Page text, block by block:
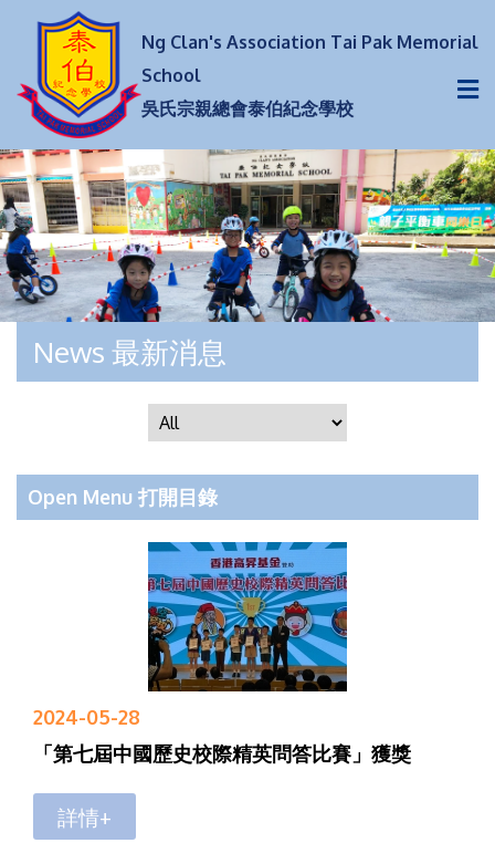
Ng Clan's Association Tai Pak Memorial
School
吳氏宗親總會泰伯紀念學校
News 最新消息
Open Menu 打開目錄
2024-05-28
「第七屆中國歷史校際精英問答比賽」獲獎
詳情+